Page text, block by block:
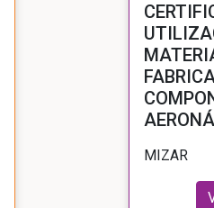
MIZAR